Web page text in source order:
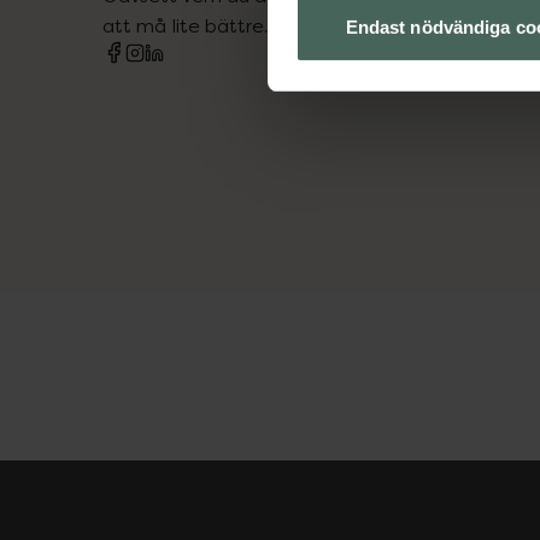
Endast nödvändiga
att må lite bättre. Välkommen att prata med